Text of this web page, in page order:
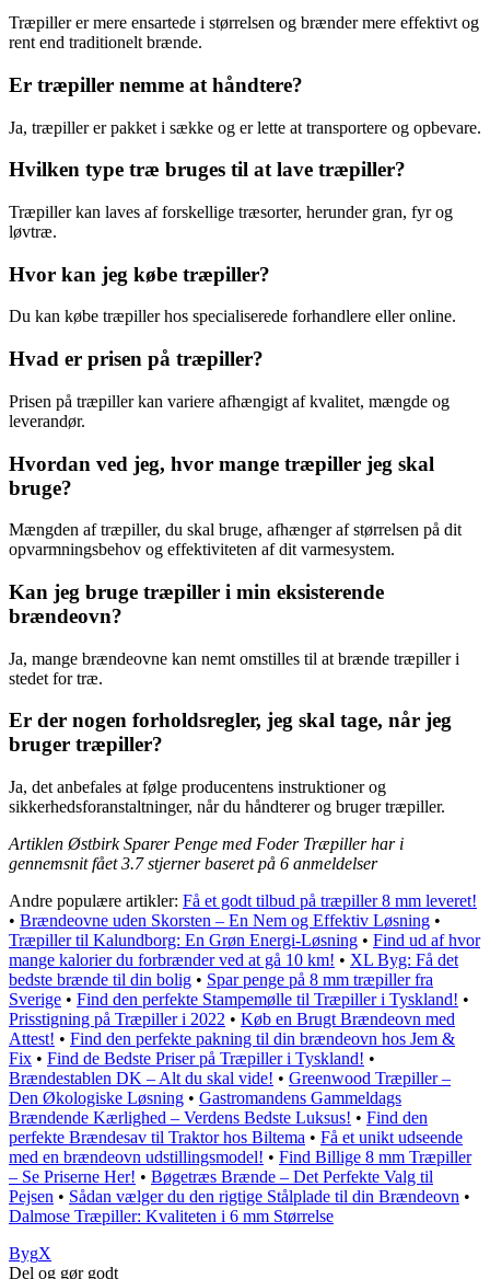
Træpiller er mere ensartede i størrelsen og brænder mere effektivt og
rent end traditionelt brænde.
Er træpiller nemme at håndtere?
Ja, træpiller er pakket i sække og er lette at transportere og opbevare.
Hvilken type træ bruges til at lave træpiller?
Træpiller kan laves af forskellige træsorter, herunder gran, fyr og
løvtræ.
Hvor kan jeg købe træpiller?
Du kan købe træpiller hos specialiserede forhandlere eller online.
Hvad er prisen på træpiller?
Prisen på træpiller kan variere afhængigt af kvalitet, mængde og
leverandør.
Hvordan ved jeg, hvor mange træpiller jeg skal
bruge?
Mængden af træpiller, du skal bruge, afhænger af størrelsen på dit
opvarmningsbehov og effektiviteten af dit varmesystem.
Kan jeg bruge træpiller i min eksisterende
brændeovn?
Ja, mange brændeovne kan nemt omstilles til at brænde træpiller i
stedet for træ.
Er der nogen forholdsregler, jeg skal tage, når jeg
bruger træpiller?
Ja, det anbefales at følge producentens instruktioner og
sikkerhedsforanstaltninger, når du håndterer og bruger træpiller.
Artiklen Østbirk Sparer Penge med Foder Træpiller har i
gennemsnit fået3.7stjerner baseret på 6 anmeldelser
Andre populære artikler: Få et godt tilbud på træpiller 8 mm leveret!
• Brændeovne uden Skorsten – En Nem og Effektiv Løsning •
Træpiller til Kalundborg: En Grøn Energi-Løsning • Find ud af hvor
mange kalorier du forbrænder ved at gå 10 km! • XL Byg: Få det
bedste brænde til din bolig • Spar penge på 8 mm træpiller fra
Sverige • Find den perfekte Stampemølle til Træpiller i Tyskland! •
Prisstigning på Træpiller i 2022 • Køb en Brugt Brændeovn med
Attest! • Find den perfekte pakning til din brændeovn hos Jem &
Fix • Find de Bedste Priser på Træpiller i Tyskland! •
Brændestablen DK – Alt du skal vide! • Greenwood Træpiller –
Den Økologiske Løsning • Gastromandens Gammeldags
Brændende Kærlighed – Verdens Bedste Luksus! • Find den
perfekte Brændesav til Traktor hos Biltema • Få et unikt udseende
med en brændeovn udstillingsmodel! • Find Billige 8 mm Træpiller
– Se Priserne Her! • Bøgetræs Brænde – Det Perfekte Valg til
Pejsen • Sådan vælger du den rigtige Stålplade til din Brændeovn •
Dalmose Træpiller: Kvaliteten i 6 mm Størrelse
BygX
Del og gør godt